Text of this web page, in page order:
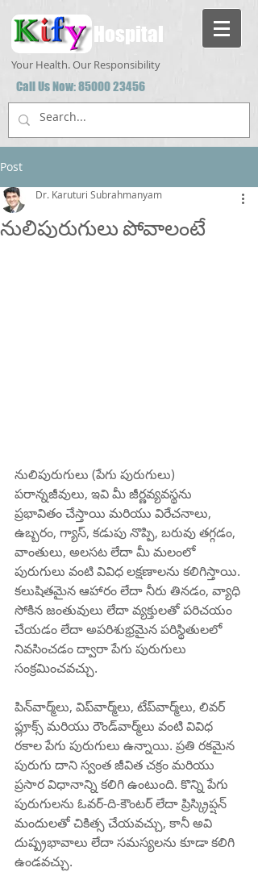
Hospital
Your Health. Our Responsibility
Call Us Now:85000 23456
Post
నులిపురుగులు పోవాలంటే
Dr. Karuturi Subrahmanyam
నులిపురుగులు (పేగు పురుగులు)
పరాన్నజీవులు, ఇవి మీ జీర్ణవ్యవస్థను
ప్రభావితం చేస్తాయి మరియు విరేచనాలు,
ఉబ్బరం, గ్యాస్, కడుపు నొప్పి, బరువు తగ్గడం,
వాంతులు, అలసట లేదా మీ మలంలో
పురుగులు వంటి వివిధ లక్షణాలను కలిగిస్తాయి.
కలుషితమైన ఆహారం లేదా నీరు తినడం, వ్యాధి
సోకిన జంతువులు లేదా వ్యక్తులతో పరిచయం
చేయడం లేదా అపరిశుభ్రమైన పరిస్థితులలో
నివసించడం ద్వారా పేగు పురుగులు
సంక్రమించవచ్చు.
పిన్‌వార్మ్‌లు, విప్‌వార్మ్‌లు, టేప్‌వార్మ్‌లు, లివర్
ఫ్లూక్స్ మరియు రౌండ్‌వార్మ్‌లు వంటి వివిధ
రకాల పేగు పురుగులు ఉన్నాయి. ప్రతి రకమైన
పురుగు దాని స్వంత జీవిత చక్రం మరియు
ప్రసార విధానాన్ని కలిగి ఉంటుంది. కొన్ని పేగు
పురుగులను ఓవర్-ది-కౌంటర్ లేదా ప్రిస్క్రిప్షన్
మందులతో చికిత్స చేయవచ్చు, కానీ అవి
దుష్ప్రభావాలు లేదా సమస్యలను కూడా కలిగి
ఉండవచ్చు.